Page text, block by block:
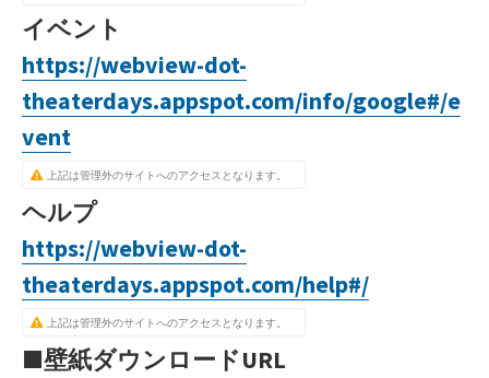
イベント
https://webview-dot-
theaterdays.appspot.com/info/google#/e
vent
上記は管理外のサイトへのアクセスとなります。
ヘルプ
https://webview-dot-
theaterdays.appspot.com/help#/
上記は管理外のサイトへのアクセスとなります。
■壁紙ダウンロードURL